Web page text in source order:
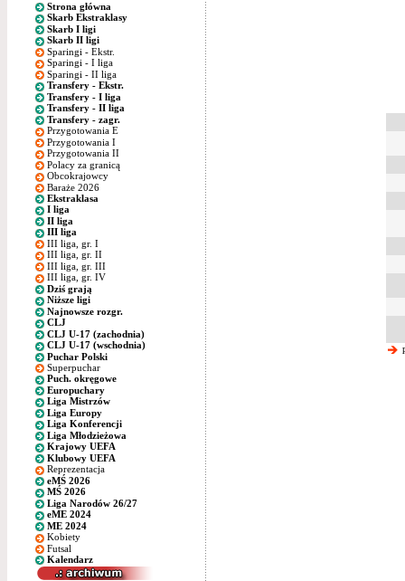
Strona główna
Skarb Ekstraklasy
Skarb I ligi
Skarb II ligi
Sparingi - Ekstr.
Sparingi - I liga
Sparingi - II liga
Transfery - Ekstr.
Transfery - I liga
Transfery - II liga
Transfery - zagr.
Przygotowania E
Przygotowania I
Przygotowania II
Polacy za granicą
Obcokrajowcy
Baraże 2026
Ekstraklasa
I liga
II liga
III liga
III liga, gr. I
III liga, gr. II
III liga, gr. III
III liga, gr. IV
Dziś grają
Niższe ligi
Najnowsze rozgr.
CLJ
CLJ U-17 (zachodnia)
CLJ U-17 (wschodnia)
Puchar Polski
Superpuchar
Puch. okręgowe
Europuchary
Liga Mistrzów
Liga Europy
Liga Konferencji
Liga Młodzieżowa
Krajowy UEFA
Klubowy UEFA
Reprezentacja
eMŚ 2026
MŚ 2026
Liga Narodów 26/27
eME 2024
ME 2024
Kobiety
Futsal
Kalendarz